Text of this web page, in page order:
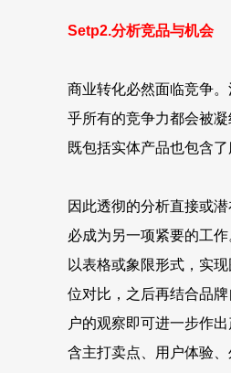
Setp2.分析竞品与机会
商业转化必然面临竞争
乎所有的竞争力都会被
既包括实体产品也包含了
因此透彻的分析直接或
必成为另一项紧要的工
以表格或象限形式，实
位对比，之后再结合品
户的观察即可进一步作
含主打卖点、用户体验